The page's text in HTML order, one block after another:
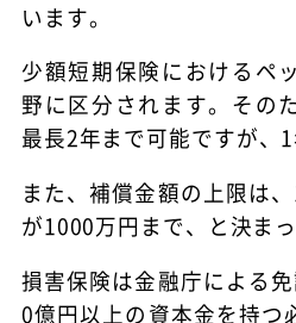
います。
少額短期保険におけるペ
野に区分されます。その
最長2年まで可能ですが、1
また、補償金額の上限は
が1000万円まで、と決まっ
損害保険は金融庁による
0億円以上の資本金を持つ